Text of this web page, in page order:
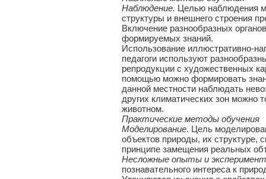
Наблюдение. Целью наблюдения
структуры и внешнего строения
Включение разнообразных
формируемых знаний.
Использование иллюстративно-
педагоги используют
репродукции с художественных
помощью можно формировать
данной местности наблюдать
других климатических зон можно
животном.
Практические методы обучения
Моделирование. Цель
объектов природы, их
принципе замещения реальных
Несложные опыты и
познавательного интереса к